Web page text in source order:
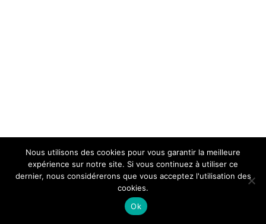
Nous utilisons des cookies pour vous garantir la meilleure
expérience sur notre site. Si vous continuez à utiliser ce
dernier, nous considérerons que vous acceptez l'utilisation des
cookies.
Ok